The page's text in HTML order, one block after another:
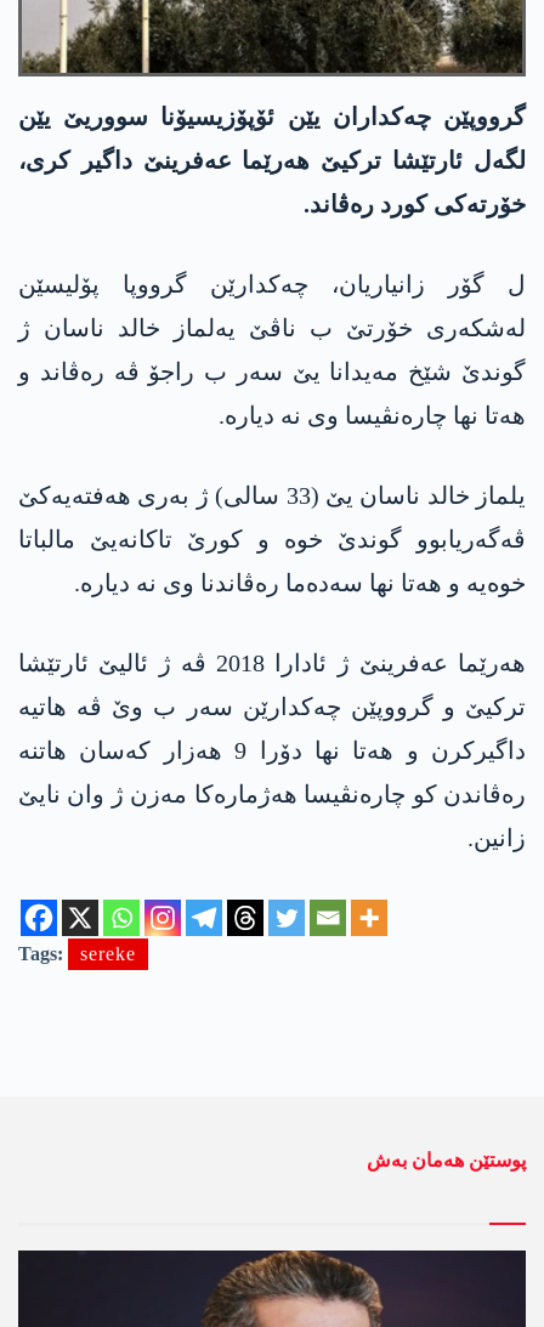
گرووپێن چەکداران یێن ئۆپۆزیسیۆنا سووریێ یێن
لگەل ئارتێشا ترکیێ ھەرێما عەفرینێ داگیر کری،
خۆرتەکی کورد رەڤاند.
ل گۆر زانیاریان، چەکدارێن گرووپا پۆلیسێن
لەشکەری خۆرتێ ب ناڤێ یەلماز خالد ناسان ژ
گوندێ شێخ مەیدانا یێ سەر ب راجۆ ڤە رەڤاند و
ھەتا نھا چارەنڤیسا وی نە دیارە.
یلماز خالد ناسان یێ (33 سالی) ژ بەری ھەفتەیەکێ
ڤەگەریابوو گوندێ خوە و کورێ تاکانەیێ مالباتا
خوەیە و ھەتا نھا سەدەما رەڤاندنا وی نە دیارە.
ھەرێما عەفرینێ ژ ئادارا 2018 ڤە ژ ئالیێ ئارتێشا
ترکیێ و گرووپێن چەکدارێن سەر ب وێ ڤە ھاتیە
داگیرکرن و ھەتا نھا دۆرا 9 ھەزار کەسان ھاتنە
رەڤاندن کو چارەنڤیسا ھەژمارەکا مەزن ژ وان نایێ
زانین.
Tags: sereke
پوستێن ھەمان بەش